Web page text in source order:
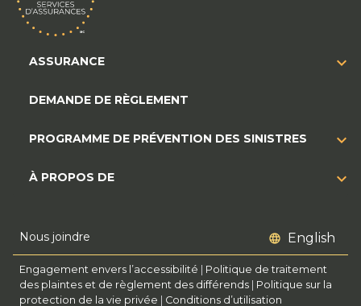
ASSURANCE
DEMANDE DE RÈGLEMENT
PROGRAMME DE PRÉVENTION DES SINISTRES
À PROPOS DE
Nous joindre English
Engagement envers l’accessibilité
Politique de traitement
des plaintes et de règlement des différends
Politique sur la
protection de la vie privée
Conditions d’utilisation